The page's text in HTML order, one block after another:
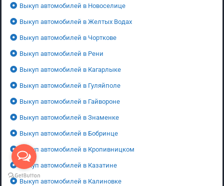
Выкуп автомобилей в Новоселице
Выкуп автомобилей в Желтых Водах
Выкуп автомобилей в Чорткове
Выкуп автомобилей в Рени
Выкуп автомобилей в Кагарлыке
Выкуп автомобилей в Гуляйполе
Выкуп автомобилей в Гайвороне
Выкуп автомобилей в Знаменке
Выкуп автомобилей в Бобринце
Выкуп автомобилей в Кропивницком
Выкуп автомобилей в Казатине
Выкуп автомобилей в Калиновке